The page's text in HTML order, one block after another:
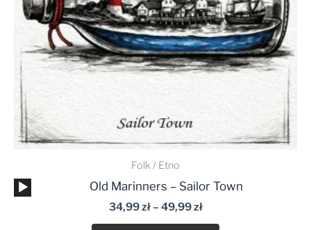
Folk / Etno
Odtwarzacz
plików
dźwiękowych
Old Marinners – Sailor Town
34,99zł– 49,99zł